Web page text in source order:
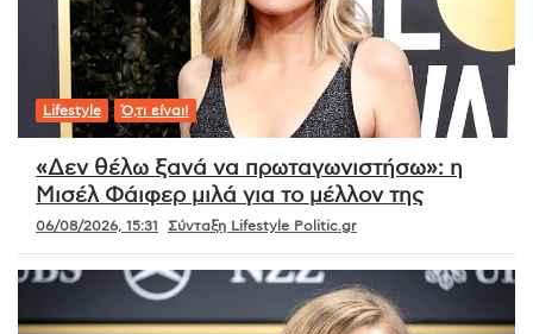
Lifestyle Ό,τι είναι!
«Δεν θέλω ξανά να πρωταγωνιστήσω»: η
Μισέλ Φάιφερ μιλά για το μέλλον της
06/08/2026, 15:31 Σύνταξη Lifestyle Politic.gr